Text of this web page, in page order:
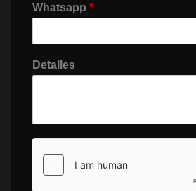
Whatsapp *
Detalles